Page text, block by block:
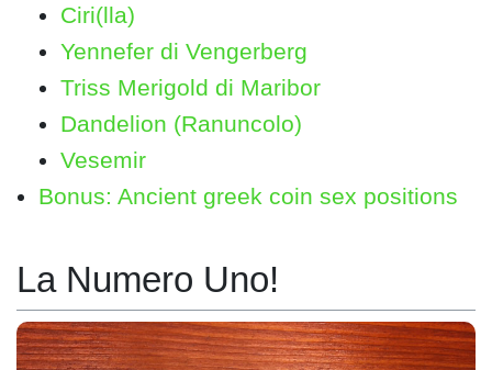
Ciri(lla)
Yennefer di Vengerberg
Triss Merigold di Maribor
Dandelion (Ranuncolo)
Vesemir
Bonus: Ancient greek coin sex positions
La Numero Uno!